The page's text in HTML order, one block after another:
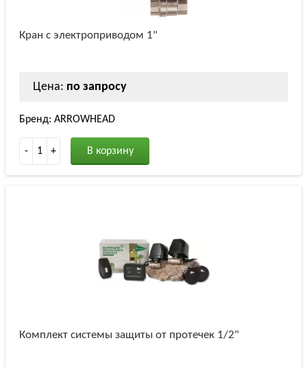
Кран с электроприводом 1"
Цена: по запросу
Бренд: ARROWHEAD
- 1 + В корзину
Комплект системы защиты от протечек 1/2"